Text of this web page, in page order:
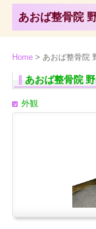
あおば整骨院
Home > あおば整骨院
あおば整骨院
外観